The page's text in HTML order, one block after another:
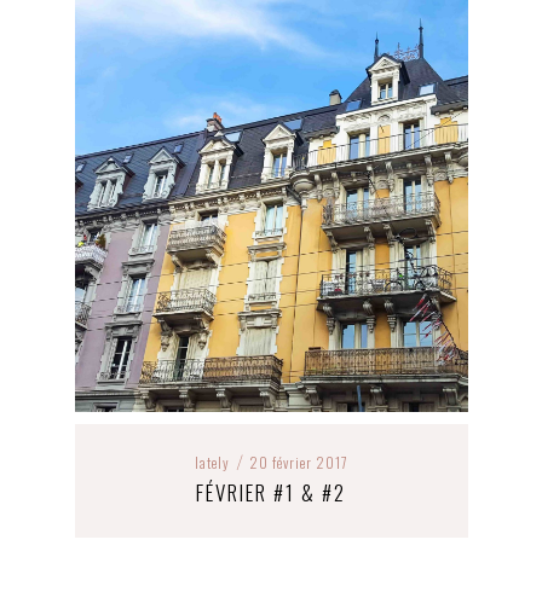
lately / 20 février 2017
FÉVRIER #1 & #2